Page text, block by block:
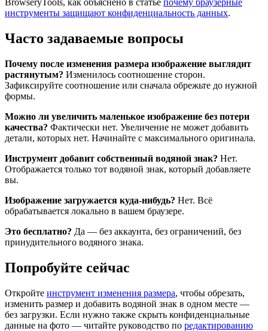
инструменты защищают конфиденциальность данных.
Часто задаваемые вопросы
Почему после изменения размера изображение выглядит
растянутым? Изменилось соотношение сторон.
Зафиксируйте соотношение или сначала обрежьте до нужной
формы.
Можно ли увеличить маленькое изображение без потери
качества? Фактически нет. Увеличение не может добавить
детали, которых нет. Начинайте с максимального оригинала.
Инструмент добавит собственный водяной знак? Нет.
Отображается только тот водяной знак, который добавляете
вы.
Изображение загружается куда-нибудь? Нет. Всё
обрабатывается локально в вашем браузере.
Это бесплатно? Да — без аккаунта, без ограничений, без
принудительного водяного знака.
Попробуйте сейчас
Откройте инструмент изменения размера, чтобы обрезать,
изменить размер и добавить водяной знак в одном месте —
без загрузки. Если нужно также скрыть конфиденциальные
данные на фото — читайте руководство по редактированию